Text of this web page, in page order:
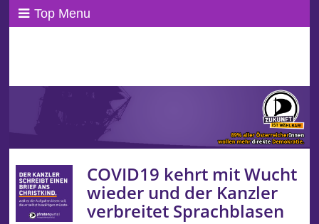
Top Menu
COVID19 kehrt mit Wucht
wieder und der Kanzler
verbreitet Sprachblasen